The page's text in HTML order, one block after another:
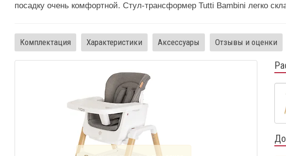
посадку очень комфортной. Стул-трансформер Tutti Bambini легко
Комплектация Характеристики Аксессуары Отзывы и оценки